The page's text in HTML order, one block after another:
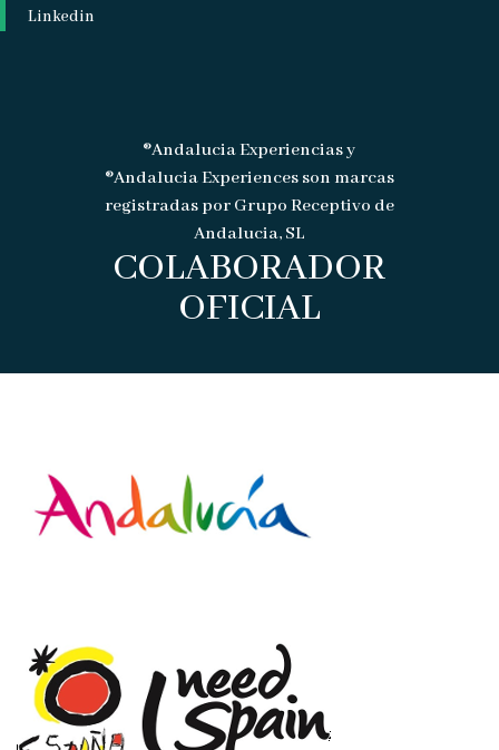
Linkedin
®Andalucia Experiencias y
®Andalucia Experiences son marcas
registradas por Grupo Receptivo de
Andalucia, SL
COLABORADOR
OFICIAL